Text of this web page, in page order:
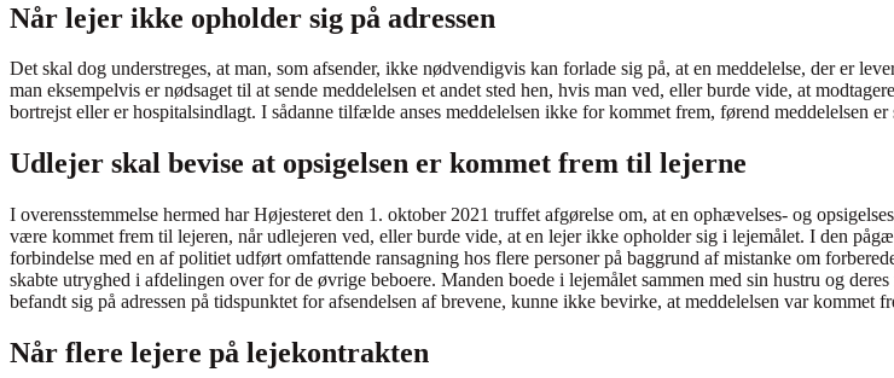
Når lejer ikke opholder sig på adressen
Det skal dog understreges, at man, som afsender, ikke nødvendigvis kan forlade sig på, at en meddelelse, der er
man eksempelvis er nødsaget til at sende meddelelsen et andet sted hen, hvis man ved, eller burde vide, at
bortrejst eller er hospitalsindlagt. I sådanne tilfælde anses meddelelsen ikke for kommet frem, førend meddelelsen
Udlejer skal bevise at opsigelsen er kommet frem til lejerne
I overensstemmelse hermed har Højesteret den 1. oktober 2021 truffet afgørelse om, at en ophævelses- og
være kommet frem til lejeren, når udlejeren ved, eller burde vide, at en lejer ikke opholder sig i lejemålet. I den
forbindelse med en af politiet udført omfattende ransagning hos flere personer på baggrund af mistanke om
skabte utryghed i afdelingen over for de øvrige beboere. Manden boede i lejemålet sammen med sin hustru og
befandt sig på adressen på tidspunktet for afsendelsen af brevene, kunne ikke bevirke, at meddelelsen var
Når flere lejere på lejekontrakten